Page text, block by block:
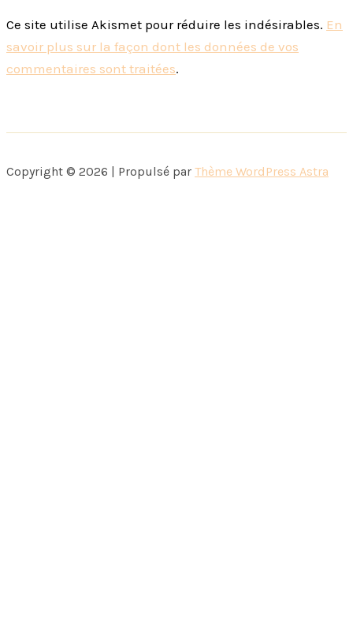
Ce site utilise Akismet pour réduire les indésirables. En
savoir plus sur la façon dont les données de vos
commentaires sont traitées.
Copyright © 2026 | Propulsé par Thème WordPress Astra